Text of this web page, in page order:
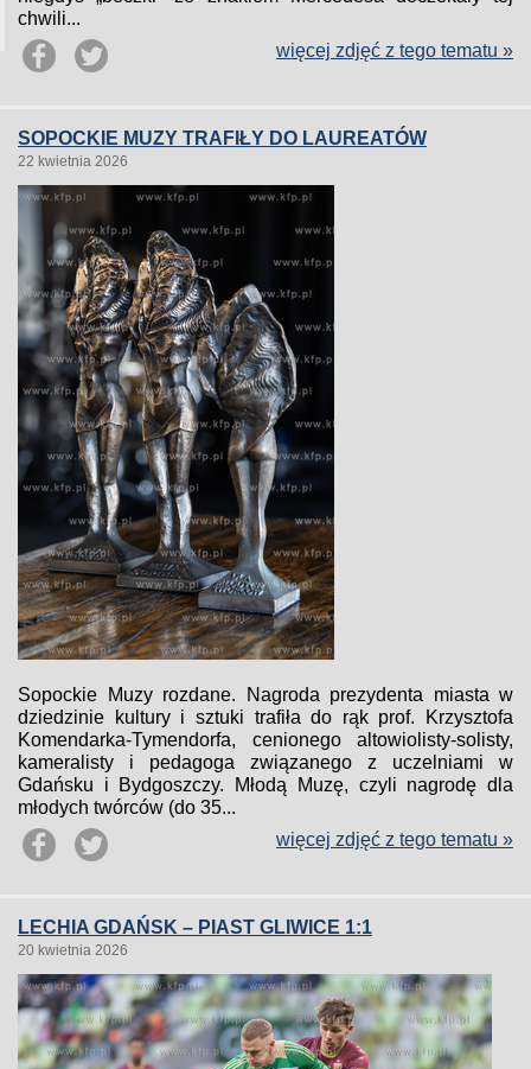
chwili...
więcej zdjęć z tego tematu »
SOPOCKIE MUZY TRAFIŁY DO LAUREATÓW
22 kwietnia 2026
Sopockie Muzy rozdane. Nagroda prezydenta miasta w
dziedzinie kultury i sztuki trafiła do rąk prof. Krzysztofa
Komendarka-Tymendorfa, cenionego altowiolisty-solisty,
kameralisty i pedagoga związanego z uczelniami w
Gdańsku i Bydgoszczy. Młodą Muzę, czyli nagrodę dla
młodych twórców (do 35...
więcej zdjęć z tego tematu »
LECHIA GDAŃSK – PIAST GLIWICE 1:1
20 kwietnia 2026